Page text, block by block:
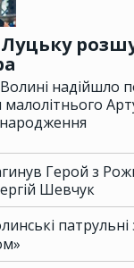
Волині надійшло
малолітнього
Герой з
Шевчук